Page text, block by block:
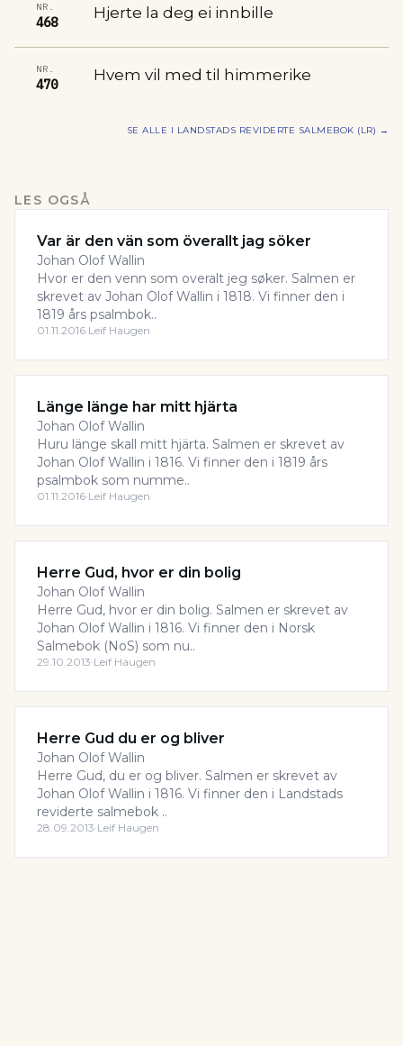
NR.
468
Hjerte la deg ei innbille
NR.
470
Hvem vil med til himmerike
SE ALLE I LANDSTADS REVIDERTE SALMEBOK (LR) →
LES OGSÅ
Var är den vän som överallt jag söker
Johan Olof Wallin
Hvor er den venn som overalt jeg søker. Salmen er
skrevet av Johan Olof Wallin i 1818. Vi finner den i
1819 års psalmbok..
01.11.2016·Leif Haugen
Länge länge har mitt hjärta
Johan Olof Wallin
Huru länge skall mitt hjärta. Salmen er skrevet av
Johan Olof Wallin i 1816. Vi finner den i 1819 års
psalmbok som numme..
01.11.2016·Leif Haugen
Herre Gud, hvor er din bolig
Johan Olof Wallin
Herre Gud, hvor er din bolig. Salmen er skrevet av
Johan Olof Wallin i 1816. Vi finner den i Norsk
Salmebok (NoS) som nu..
29.10.2013·Leif Haugen
Herre Gud du er og bliver
Johan Olof Wallin
Herre Gud, du er og bliver. Salmen er skrevet av
Johan Olof Wallin i 1816. Vi finner den i Landstads
reviderte salmebok ..
28.09.2013·Leif Haugen